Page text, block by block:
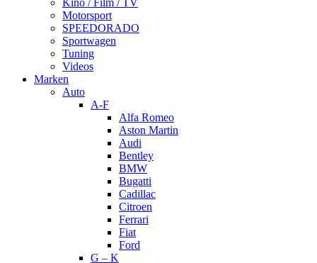
Kino / Film / TV
Motorsport
SPEEDORADO
Sportwagen
Tuning
Videos
Marken
Auto
A-F
Alfa Romeo
Aston Martin
Audi
Bentley
BMW
Bugatti
Cadillac
Citroen
Ferrari
Fiat
Ford
G – K